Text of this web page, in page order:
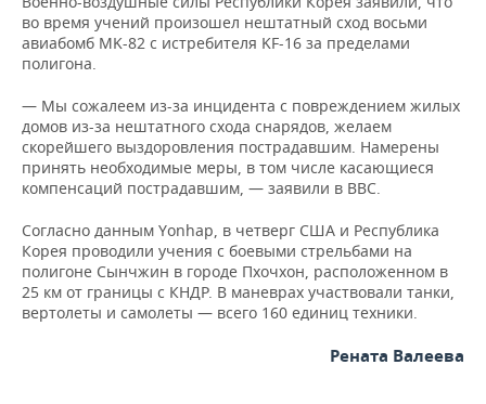
ВОДНЫЕ ВИДЫ СПОРТА
ХОККЕЙ С МЯЧОМ
ОБРАЗОВАНИЕ
ПРОИСШЕСТВИЯ
во время учений произошел нештатный сход восьми
авиабомб MK-82 с истребителя KF-16 за пределами
полигона.
— Мы сожалеем из-за инцидента с повреждением жилых
домов из-за нештатного схода снарядов, желаем
скорейшего выздоровления пострадавшим. Намерены
принять необходимые меры, в том числе касающиеся
компенсаций пострадавшим, — заявили в ВВС.
Согласно данным Yonhap, в четверг США и Республика
Корея проводили учения с боевыми стрельбами на
полигоне Сынчжин в городе Пхочхон, расположенном в
25 км от границы с КНДР. В маневрах участвовали танки,
вертолеты и самолеты — всего 160 единиц техники.
Рената Валеева